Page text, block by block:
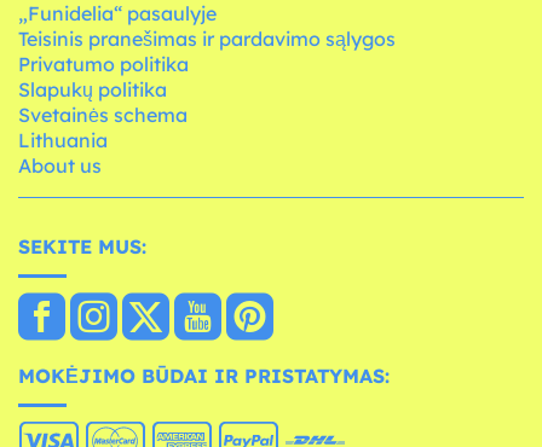
„Funidelia“ pasaulyje
Teisinis pranešimas ir pardavimo sąlygos
Privatumo politika
Slapukų politika
Svetainės schema
Lithuania
About us
SEKITE MUS:
MOKĖJIMO BŪDAI IR PRISTATYMAS: